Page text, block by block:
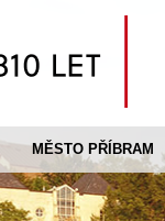
MĚSTO PŘÍBRAM